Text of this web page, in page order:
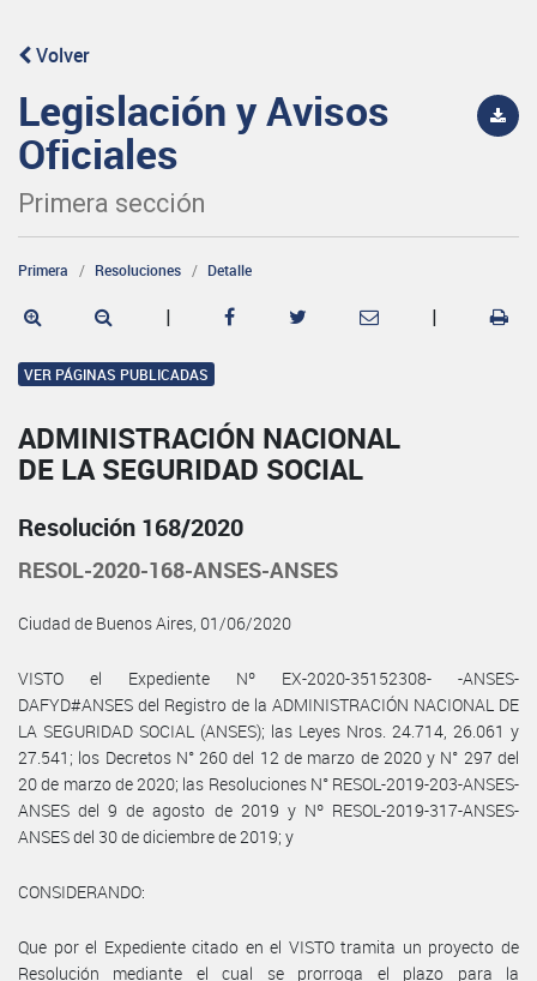
Volver
Legislación y Avisos
Oficiales
Primera sección
Primera Resoluciones Detalle
| |
VER PÁGINAS PUBLICADAS
ADMINISTRACIÓN NACIONAL
DE LA SEGURIDAD SOCIAL
Resolución 168/2020
RESOL-2020-168-ANSES-ANSES
Ciudad de Buenos Aires, 01/06/2020
VISTO el Expediente Nº EX-2020-35152308- -ANSES-
DAFYD#ANSES del Registro de la ADMINISTRACIÓN NACIONAL DE
LA SEGURIDAD SOCIAL (ANSES); las Leyes Nros. 24.714, 26.061 y
27.541; los Decretos N° 260 del 12 de marzo de 2020 y N° 297 del
20 de marzo de 2020; las Resoluciones N° RESOL-2019-203-ANSES-
ANSES del 9 de agosto de 2019 y Nº RESOL-2019-317-ANSES-
ANSES del 30 de diciembre de 2019; y
CONSIDERANDO:
Que por el Expediente citado en el VISTO tramita un proyecto de
Resolución mediante el cual se prorroga el plazo para la